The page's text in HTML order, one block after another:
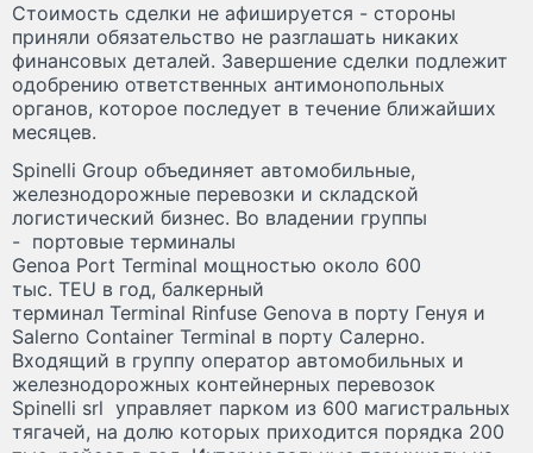
Стоимость сделки не афишируется - стороны
приняли обязательство не разглашать никаких
финансовых деталей. Завершение сделки подлежит
одобрению ответственных антимонопольных
органов, которое последует в течение ближайших
месяцев.
Spinelli Group объединяет автомобильные,
железнодорожные перевозки и складской
логистический бизнес. Во владении группы
- портовые терминалы
Genoa Port Terminal мощностью около 600
тыс. TEU в год, балкерный
терминал Terminal Rinfuse Genova в порту Генуя и
Salerno Container Terminal в порту Салерно.
Входящий в группу оператор автомобильных и
железнодорожных контейнерных перевозок
Spinelli srl управляет парком из 600 магистральных
тягачей, на долю которых приходится порядка 200